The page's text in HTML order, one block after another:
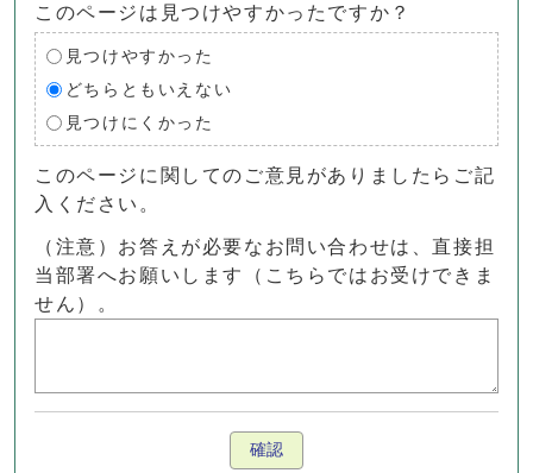
このページは見つけやすかったですか？
見つけやすかった
どちらともいえない
見つけにくかった
このページに関してのご意見がありましたらご記
入ください。
（注意）お答えが必要なお問い合わせは、直接担
当部署へお願いします（こちらではお受けできま
せん）。
確認